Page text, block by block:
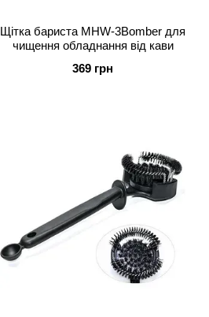
Щітка бариста MHW-3Bomber для
чищення обладнання від кави
369 грн